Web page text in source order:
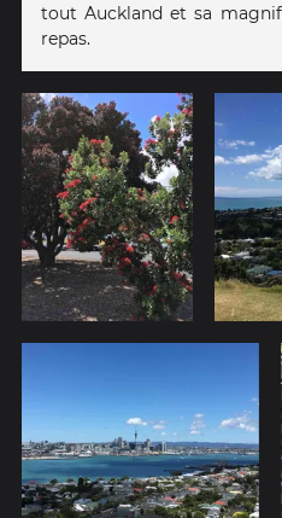
tout Auckland et sa
repas.